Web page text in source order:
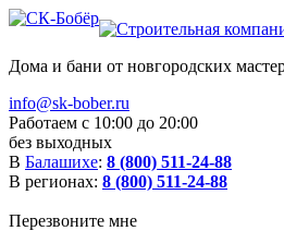
Дома и бани от новгородских
info@sk-bober.ru
Работаем с 10:00 до 20:00
без выходных
В Балашихе: 8 (800) 511-24-88
В регионах: 8 (800) 511-24-88
Перезвоните мне